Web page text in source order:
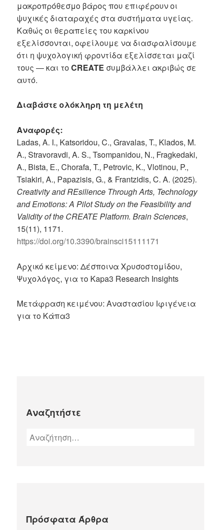
μακροπρόθεσμο βάρος που επιφέρουν οι
ψυχικές διαταραχές στα συστήματα υγείας.
Καθώς οι θεραπείες του καρκίνου
εξελίσσονται, οφείλουμε να διασφαλίσουμε
ότι η ψυχολογική φροντίδα εξελίσσεται μαζί
τους — και τοCREATE συμβάλλει ακριβώς σε
αυτό.
Διαβάστε ολόκληρη τη μελέτη
Αναφορές:
Ladas, A. I., Katsoridou, C., Gravalas, T., Klados, M.
A., Stravoravdi, A. S., Tsompanidou, N., Fragkedaki,
A., Bista, E., Chorafa, T., Petrovic, K., Vlotinou, P.,
Tsiakiri, A., Papazisis, G., & Frantzidis, C. A. (2025).
Creativity and REsilience Through Arts, Technology
and Emotions: A Pilot Study on the Feasibility and
Validity of the CREATE Platform. Brain Sciences,
15(11), 1171.
https://doi.org/10.3390/brainsci15111171
Αρχικό κείμενο: Δέσποινα Χρυσοστομίδου,
Ψυχολόγος, για το Kapa3 Research Insights
Μετάφραση κειμένου: Αναστασίου Ιφιγένεια
για το Κάπα3
Αναζητήστε
Πρόσφατα Άρθρα